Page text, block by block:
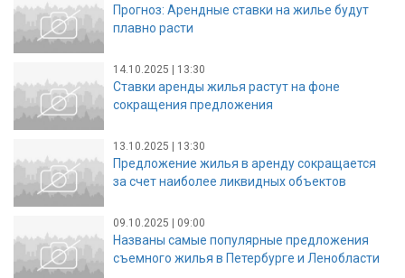
Прогноз: Арендные ставки на жилье будут
плавно расти
14.10.2025 | 13:30
Ставки аренды жилья растут на фоне
сокращения предложения
13.10.2025 | 13:30
Предложение жилья в аренду сокращается
за счет наиболее ликвидных объектов
09.10.2025 | 09:00
Названы самые популярные предложения
съемного жилья в Петербурге и Ленобласти